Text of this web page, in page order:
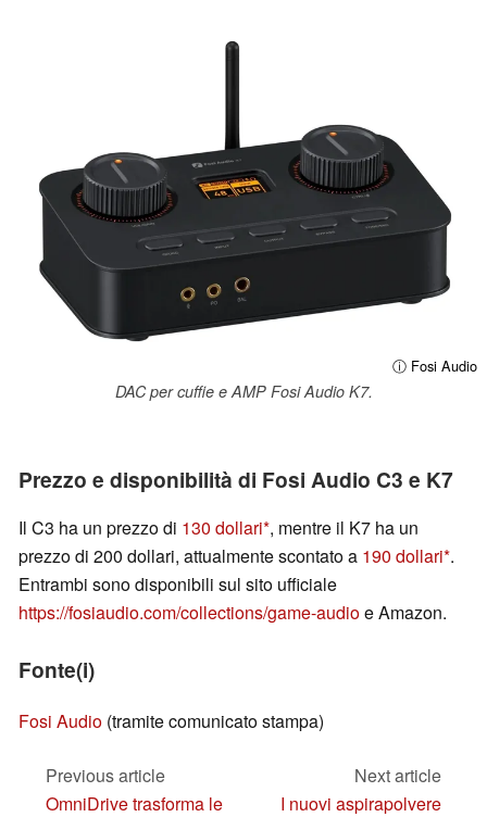
ⓘ Fosi Audio
DAC per cuffie e AMP Fosi Audio K7.
Prezzo e disponibilità di Fosi Audio C3 e K7
Il C3 ha un prezzo di 130 dollari , mentre il K7 ha un
prezzo di 200 dollari, attualmente scontato a 190 dollari .
Entrambi sono disponibili sul sito ufficiale
https://fosiaudio.com/collections/game-audioe Amazon.
Fonte(i)
Fosi Audio (tramite comunicato stampa)
Previous article
OmniDrive trasforma le
Next article
I nuovi aspirapolvere